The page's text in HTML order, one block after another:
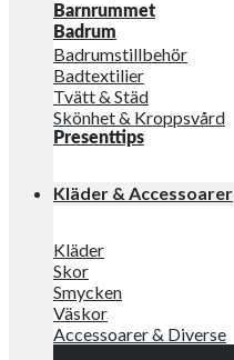
Barnrummet
Badrum
Badrumstillbehör
Badtextilier
Tvätt & Städ
Skönhet & Kroppsvård
Presenttips
Kläder & Accessoarer
Kläder
Skor
Smycken
Väskor
Accessoarer & Diverse